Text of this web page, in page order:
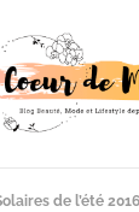
de l’été